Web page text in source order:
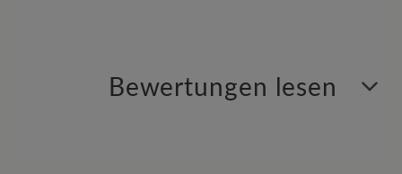
Bewertungen lesen